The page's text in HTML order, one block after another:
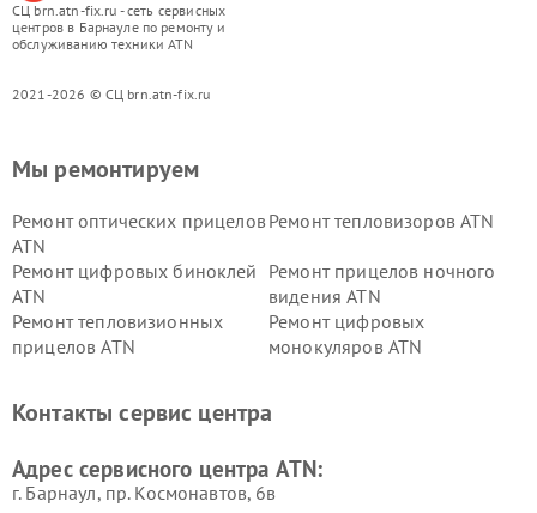
СЦ brn.atn-fix.ru - сеть сервисных
центров в Барнауле по ремонту и
обслуживанию техники ATN
2021-2026 © СЦ brn.atn-fix.ru
Мы ремонтируем
Ремонт оптических прицелов
ATN
Ремонт тепловизоров ATN
Ремонт цифровых биноклей
ATN
Ремонт прицелов ночного
видения ATN
Ремонт тепловизионных
прицелов ATN
Ремонт цифровых
монокуляров ATN
Контакты сервис центра
Адрес сервисного центра ATN:
г. Барнаул, ​пр. Космонавтов, 6в